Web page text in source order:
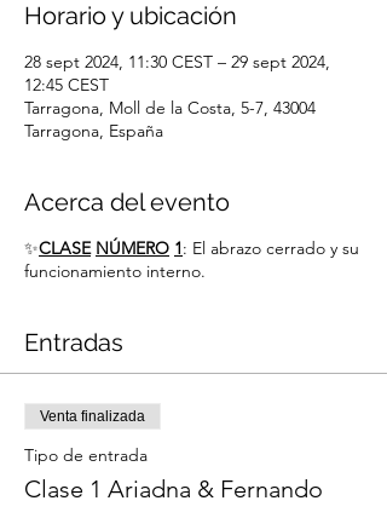
Horario y ubicación
28 sept 2024, 11:30 CEST – 29 sept 2024,
12:45 CEST
Tarragona, Moll de la Costa, 5-7, 43004
Tarragona, España
Acerca del evento
✨CLASE NÚMERO 1: El abrazo cerrado y su
funcionamiento interno.
Entradas
Venta finalizada
Tipo de entrada
Clase 1 Ariadna & Fernando